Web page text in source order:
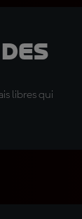
libres qui